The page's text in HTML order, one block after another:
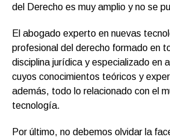
del Derecho es muy amplio y no se
El abogado experto en nuevas
profesional del derecho formado en
disciplina jurídica y especializado en
cuyos conocimientos teóricos y
además, todo lo relacionado con el
tecnología.
Por último, no debemos olvidar la